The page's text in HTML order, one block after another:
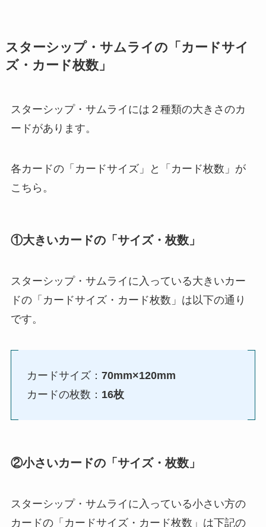
スターシップ・サムライの「カードサイ
ズ・カード枚数」
スターシップ・サムライには２種類の大きさのカ
ードがあります。
各カードの「カードサイズ」と「カード枚数」が
こちら。
①大きいカードの「サイズ・枚数」
スターシップ・サムライに入っている大きいカー
ドの「カードサイズ・カード枚数」は以下の通り
です。
カードサイズ： 70mm×120mm
カードの枚数： 16枚
②小さいカードの「サイズ・枚数」
スターシップ・サムライに入っている小さい方の
カードの「カードサイズ・カード枚数」は下記の